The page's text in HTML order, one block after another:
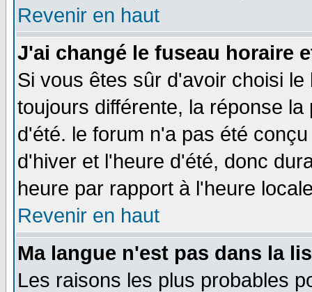
Revenir en haut
J'ai changé le fuseau horaire
Si vous êtes sûr d'avoir choisi
toujours différente, la réponse
d'été. le forum n'a pas été
d'hiver et l'heure d'été, donc
heure par rapport à l'heure
Revenir en haut
Ma langue n'est pas dans la
Les raisons les plus probables